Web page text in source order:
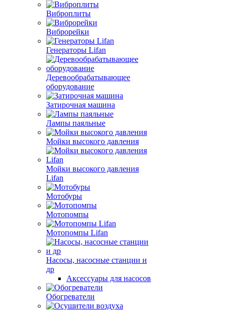
Виброплиты
Виброрейки
Генераторы Lifan
Деревообрабатывающее
оборудование
Затирочная машина
Лампы паяльные
Мойки высокого давления
Мойки высокого давления
Lifan
Мотобуры
Мотопомпы
Мотопомпы Lifan
Насосы, насосные станции и
др
Аксессуары для насосов
Обогреватели